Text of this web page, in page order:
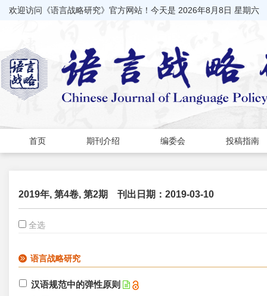
欢迎访问《语言战略研究》官方网站！今天是 2026年8月8日 星期六
首页 期刊介绍 编委会 投稿指南
2019年, 第4卷, 第2期 刊出日期：2019-03-10
全选
语言战略研究
汉语规范中的弹性原则